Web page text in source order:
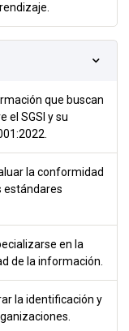
que buscan
el SGSI y su
la conformidad
estándares
en la
de la información.
la identificación y